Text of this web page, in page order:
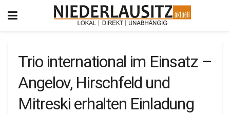
Trio international im Einsatz –
Angelov, Hirschfeld und
Mitreski erhalten Einladung